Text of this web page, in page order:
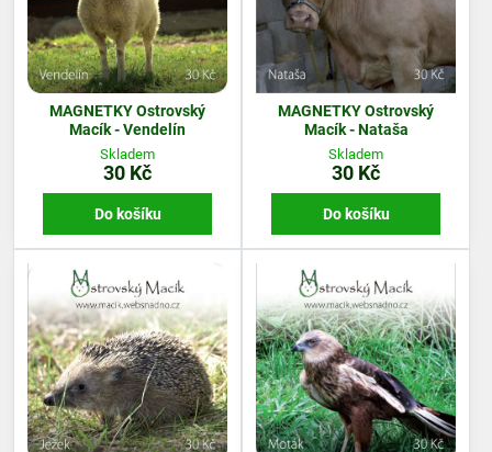
MAGNETKY Ostrovský
Macík - Vendelín
Skladem
30 Kč
Do košíku
MAGNETKY Ostrovský
Macík - Nataša
Skladem
30 Kč
Do košíku